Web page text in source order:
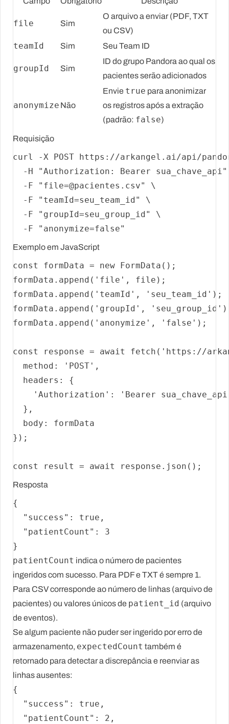
file Sim
O arquivo a enviar (PDF, TXT
ou CSV)
teamId Sim Seu Team ID
groupId Sim
ID do grupo Pandora ao qual os
pacientes serão adicionados
anonymize Não
Envie true para anonimizar
os registros após a extração
(padrão: false)
Requisição
curl -X POST https://arkangel.ai/api/
  -H
"Authorization: Bearer sua_chave_api"
  -F
"file=@pacientes.csv"
\
  -F
"teamId=seu_team_id"
\
  -F
"groupId=seu_group_id"
\
  -F
"anonymize=false"
Exemplo em JavaScript
const formData = new FormData ();
formData. append ( 'file' , file);
formData. append ( 'teamId' , 'seu_team_id' );
formData. append ( 'groupId' , 'seu_group_id'
formData. append ( 'anonymize' , 'false' );
const response = await fetch ( 'https://
method : 'POST' ,
headers : {
'Authorization' :
'Bearer
  },
body : formData
});
const result = await response. json
Resposta
{
"success" : true ,
"patientCount" :
3
}
patientCount indica o número de pacientes
ingeridos com sucesso. Para PDF e TXT é sempre 1.
Para CSV corresponde ao número de linhas (arquivo de
pacientes) ou valores únicos de patient_id (arquivo
de eventos).
Se algum paciente não puder ser ingerido por erro de
armazenamento, expectedCount também é
retornado para detectar a discrepância e reenviar as
linhas ausentes:
{
"success" : true ,
"patientCount" : 2 ,